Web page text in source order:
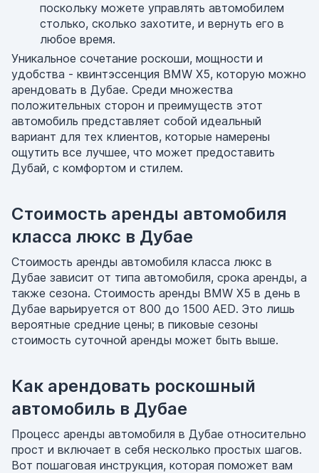
поскольку можете управлять автомобилем
столько, сколько захотите, и вернуть его в
любое время.
Уникальное сочетание роскоши, мощности и
удобства - квинтэссенция BMW X5, которую можно
арендовать в Дубае. Среди множества
положительных сторон и преимуществ этот
автомобиль представляет собой идеальный
вариант для тех клиентов, которые намерены
ощутить все лучшее, что может предоставить
Дубай, с комфортом и стилем.
Стоимость аренды автомобиля
класса люкс в Дубае
Стоимость аренды автомобиля класса люкс в
Дубае зависит от типа автомобиля, срока аренды, а
также сезона. Стоимость аренды BMW X5 в день в
Дубае варьируется от 800 до 1500 AED. Это лишь
вероятные средние цены; в пиковые сезоны
стоимость суточной аренды может быть выше.
Как арендовать роскошный
автомобиль в Дубае
Процесс аренды автомобиля в Дубае относительно
прост и включает в себя несколько простых шагов.
Вот пошаговая инструкция, которая поможет вам